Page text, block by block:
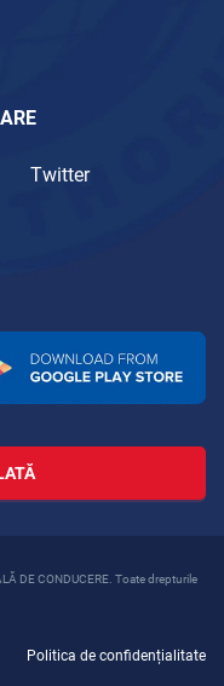
Twitter
DE CONDUCERE. Toate drepturile
Politica de confidențialitate